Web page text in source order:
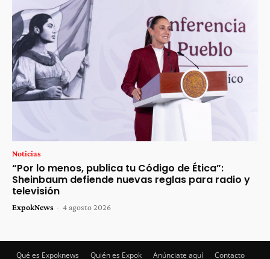
Noticias
“Por lo menos, publica tu Código de Ética”:
Sheinbaum defiende nuevas reglas para radio y
televisión
ExpokNews - 4 agosto 2026
Qué es Expoknews Quién es Expok Anúnciate aquí Contacto